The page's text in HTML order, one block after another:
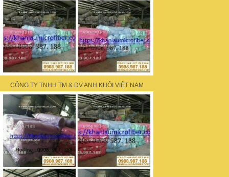
CÔNG TY TNHH TM & DV ANH KHÔI VIỆT NAM